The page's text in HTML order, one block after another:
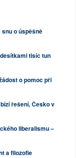
o úspěšně
tisíc tun
o pomoc při
řešení, Česko v
liberalismu –
a filozofie